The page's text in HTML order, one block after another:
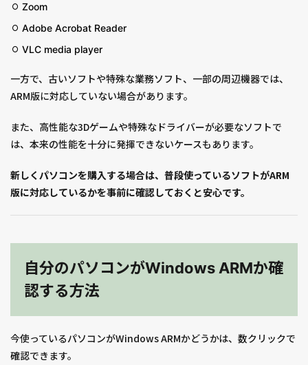
Zoom
Adobe Acrobat Reader
VLC media player
一方で、古いソフトや特殊な業務ソフト、一部の周辺機器では、
ARM版に対応していない場合があります。
また、高性能な3Dゲームや特殊なドライバーが必要なソフトで
は、本来の性能を十分に発揮できないケースもあります。
新しくパソコンを購入する場合は、普段使っているソフトがARM
版に対応しているかを事前に確認しておくと安心です。
自分のパソコンがWindows ARMか確
認する方法
今使っているパソコンがWindows ARMかどうかは、数クリックで
確認できます。